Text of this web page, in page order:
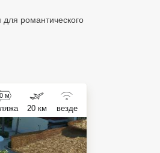
романтического
м
20 км везде